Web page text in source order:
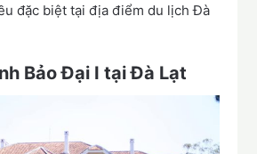
đặc biệt tại địa điểm du lịch Đà
Bảo Đại I tại Đà Lạt